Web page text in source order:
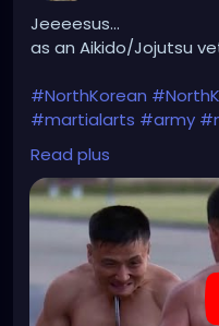
Jeeeesus...
as an Aikido/Jojutsu
#NorthKorean
#martialarts #army
https://youtu.be/4-
Read plus